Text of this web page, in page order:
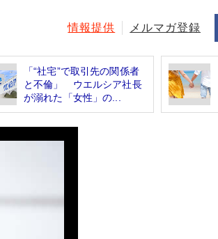
情報提供 メルマガ登録
「“社宅”で取引先の関係者
と不倫」 ウエルシア社長
が溺れた「女性」の...